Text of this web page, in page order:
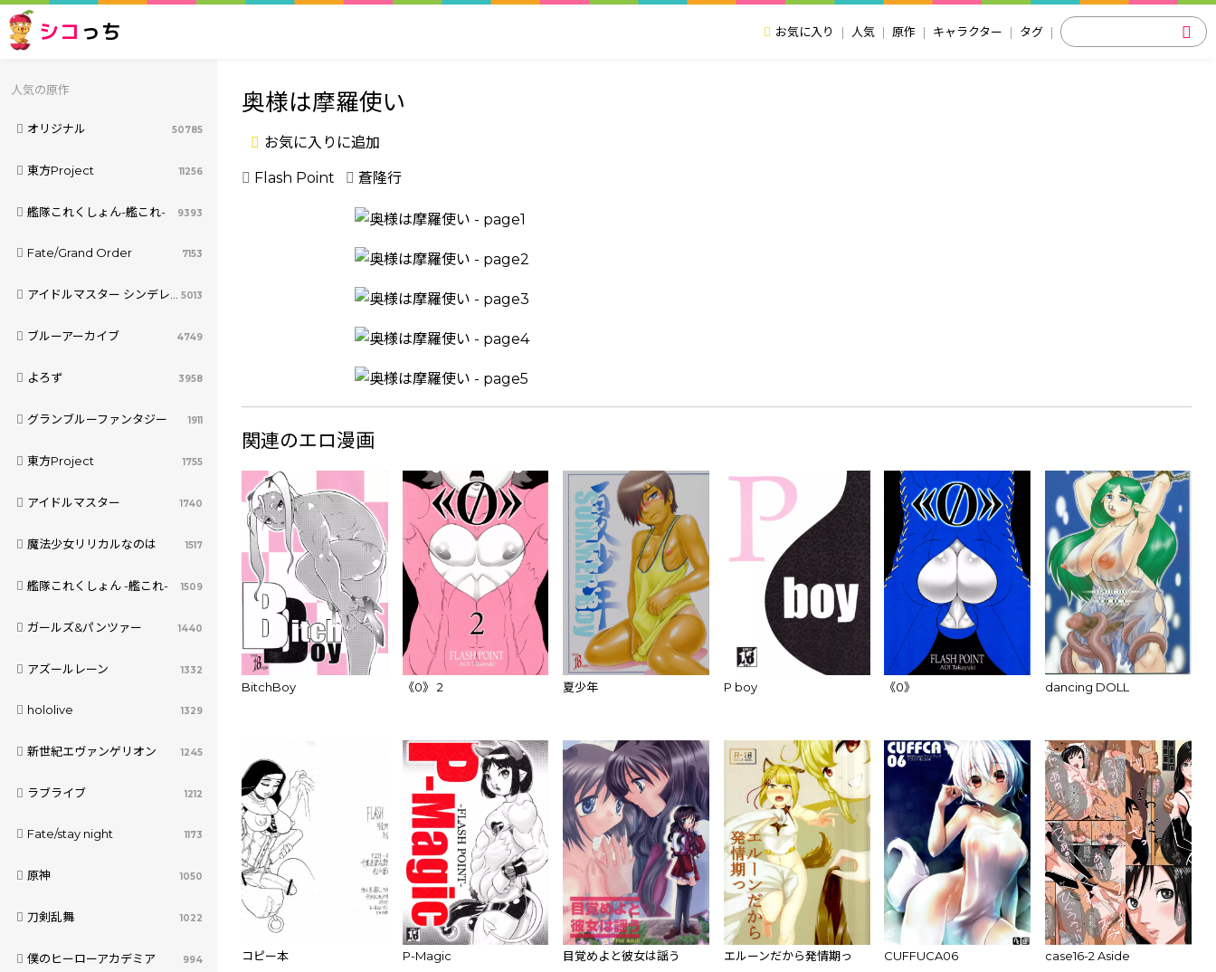
シコ っち お気に入り 人気 原作 キャラクター タグ
人気の原作
オリジナル 50785
東方Project 11256
艦隊これくしょん-艦これ- 9393
Fate/Grand Order 7153
アイドルマスター シンデレラガールズ 5013
ブルーアーカイブ 4749
よろず 3958
グランブルーファンタジー 1911
東方Project 1755
アイドルマスター 1740
魔法少女リリカルなのは 1517
艦隊これくしょん -艦これ- 1509
ガールズ&パンツァー 1440
アズールレーン 1332
hololive 1329
新世紀エヴァンゲリオン 1245
ラブライブ 1212
Fate/stay night 1173
原神 1050
刀剣乱舞 1022
僕のヒーローアカデミア 994
奥様は摩羅使い
お気に入りに追加
Flash Point 蒼隆行
関連のエロ漫画
BitchBoy 《0》 2 夏少年 P boy 《0》 dancing DOLL
コピー本 P-Magic 目覚めよと彼女は謡う エルーンだから発情期っ CUFFUCA06 case16-2 Aside